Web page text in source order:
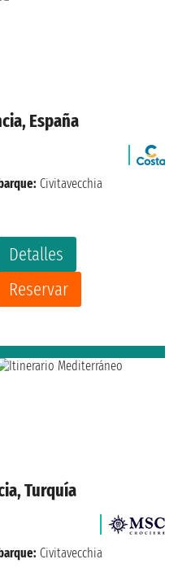
España
Detalles
Reservar
Civitavecchia
Turquía
Civitavecchia